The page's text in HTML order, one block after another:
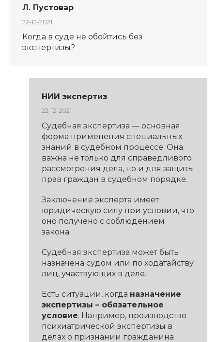
Л. Пустовар
22-12-2021
Когда в суде не обойтись без
экспертизы?
НИИ экспертиз
22-12-2021
Судебная экспертиза — основная
форма применения специальных
знаний в судебном процессе. Она
важна не только для справедливого
рассмотрения дела, но и для защиты
прав граждан в судебном порядке.
Заключение эксперта имеет
юридическую силу при условии, что
оно получено с соблюдением
закона.
Судебная экспертиза может быть
назначена судом или по ходатайству
лиц, участвующих в деле.
Есть ситуации, когда назначение
экспертизы – обязательное
условие. Например, производство
психиатрической экспертизы в
делах о признании гражданина